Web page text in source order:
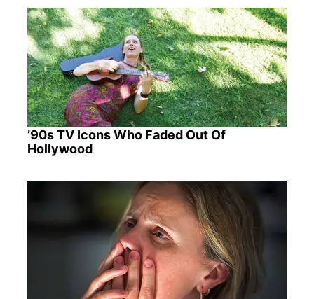
’90s TV Icons Who Faded Out Of
Hollywood